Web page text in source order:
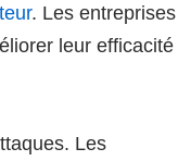
. Les entreprises
leur efficacité
Les